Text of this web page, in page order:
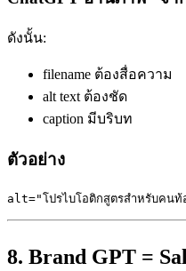
ดังนั้น:
filename ต้องสื่อความ
alt text ต้องชัด
caption มีบริบท
ตัวอย่าง
8. Brand GPT =